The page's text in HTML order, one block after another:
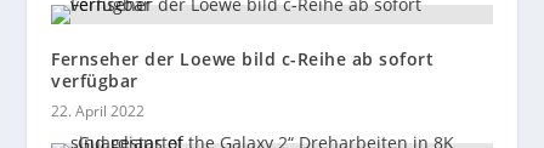
Fernseher der Loewe bild c-Reihe ab sofort
verfügbar
22. April 2022